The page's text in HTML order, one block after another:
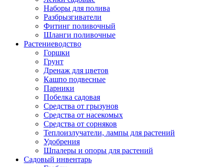
Наборы для полива
Разбрызгиватели
Фитинг поливочный
Шланги поливочные
Растениеводство
Горшки
Грунт
Дренаж для цветов
Кашпо подвесные
Парники
Побелка садовая
Средства от грызунов
Средства от насекомых
Средства от сорняков
Теплоизлучатели, лампы для растений
Удобрения
Шпалеры и опоры для растений
Садовый инвентарь